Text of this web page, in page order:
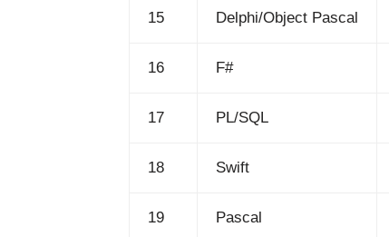
15 Delphi/Object Pascal
16 F#
17 PL/SQL
18 Swift
19 Pascal